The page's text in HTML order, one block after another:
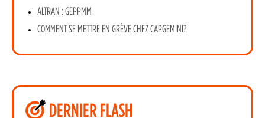
ALTRAN : GEPPMM
COMMENT SE METTRE EN GRÈVE CHEZ CAPGEMINI?
DERNIER FLASH